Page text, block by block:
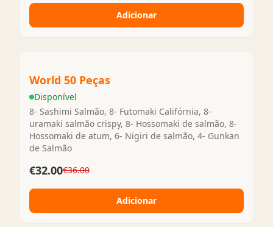
Adicionar
World 50 Peças
Disponível
8- Sashimi Salmão, 8- Futomaki Califórnia, 8-
uramaki salmão crispy, 8- Hossomaki de salmão, 8-
Hossomaki de atum, 6- Nigiri de salmão, 4- Gunkan
de Salmão
€32.00€36.00
Adicionar